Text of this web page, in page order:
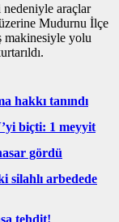
nedeniyle araçlar
Mudurnu İlçe
makinesiyle yolu
hakkı tanındı
biçti: 1 meyyit
gördü
silahlı arbedede
tehdit!